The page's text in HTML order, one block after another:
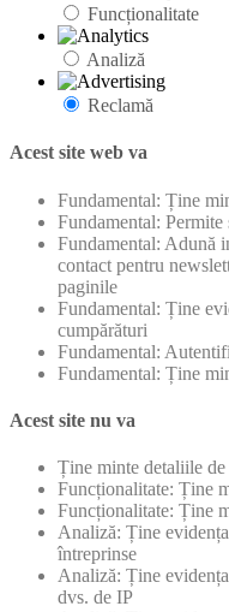
Funcționalitate
Analiză
Reclamă
Acest site web va
Fundamental: Ține
Fundamental:
Fundamental: Adună
contact pentru
paginile
Fundamental: Ține
cumpărături
Fundamental:
Fundamental: Ține
Acest site nu va
Ține minte detaliile
Funcționalitate: Ține
Funcționalitate: Ține
Analiză: Ține
întreprinse
Analiză: Ține
dvs. de IP